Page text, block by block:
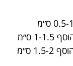
1.5 ס״מ
1.5-2 ס״מ